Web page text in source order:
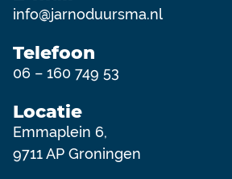
info@jarnoduursma.nl
Telefoon
06 – 160 749 53
Locatie
Emmaplein 6,
9711 AP Groningen